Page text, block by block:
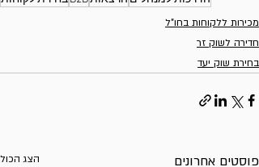
מכירות ללקוחות בחו"ל
חדירה לשוק זר
בחירת שוק יעד
פוסטים אחרונים הצג הכול